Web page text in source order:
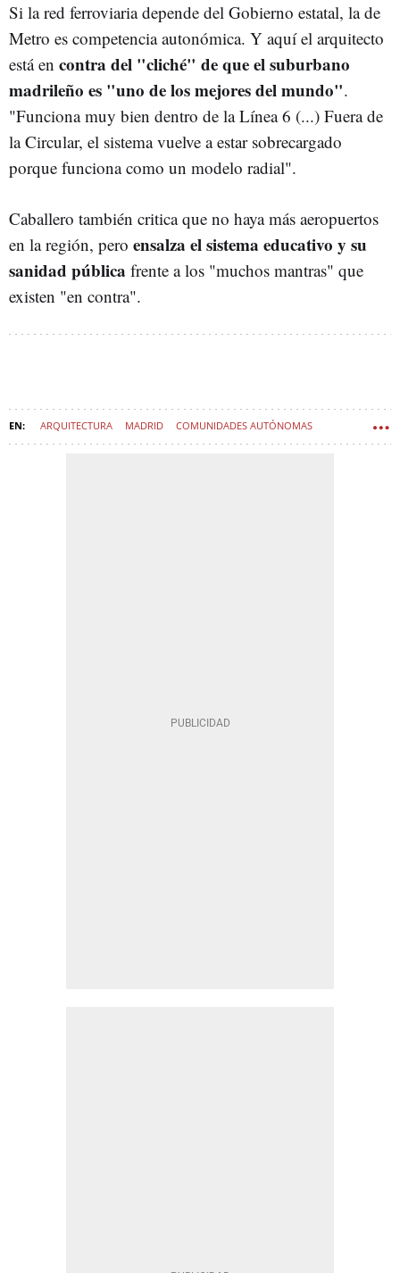
Si la red ferroviaria depende del Gobierno estatal, la de
Metro es competencia autonómica. Y aquí el arquitecto
está en contra del "cliché" de que el suburbano
madrileño es "uno de los mejores del mundo".
"Funciona muy bien dentro de la Línea 6 (...) Fuera de
la Circular, el sistema vuelve a estar sobrecargado
porque funciona como un modelo radial".
Caballero también critica que no haya más aeropuertos
en la región, pero ensalza el sistema educativo y su
sanidad pública frente a los "muchos mantras" que
existen "en contra".
ARQUITECTURA MADRID COMUNIDADES AUTÓNOMAS